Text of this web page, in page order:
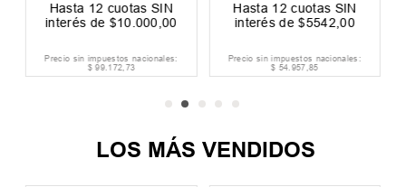
Hasta 12 cuotas SIN
interés de $10 000 00
Precio sin impuestos nacionales:
$ 99.172,73
Hasta 12 cuotas SIN
interés de$5542 ,00
Precio sin impuestos nacionales:
$ 54.957,85
LOS MÁS VENDIDOS